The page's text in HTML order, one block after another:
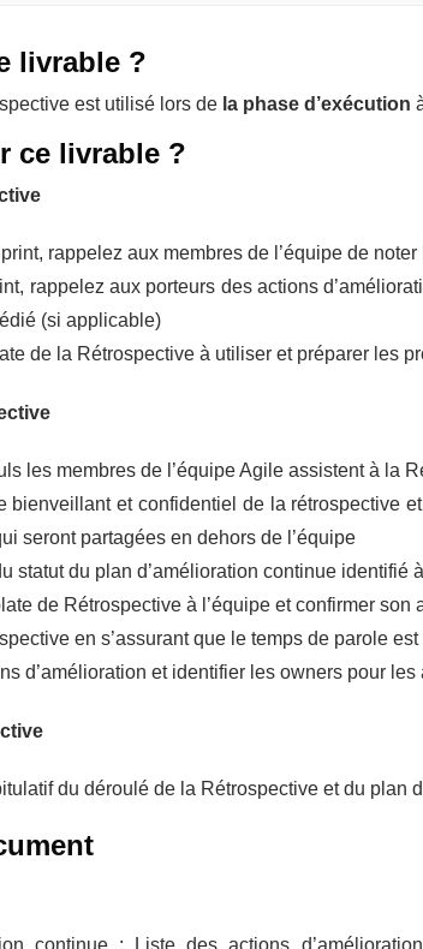
livrable ?
est utilisé lors de la phase d’exécution
ce livrable ?
rappelez aux membres de l’équipe de
rappelez aux porteurs des actions
(si applicable)
de la Rétrospective à utiliser et préparer les
les membres de l’équipe Agile assistent à la
bienveillant et confidentiel de la rétrospective
seront partagées en dehors de l’équipe
statut du plan d’amélioration continue identifié
de Rétrospective à l’équipe et confirmer son
en s’assurant que le temps de parole
d’amélioration et identifier les owners pour
du déroulé de la Rétrospective et du plan
continue : Liste des actions